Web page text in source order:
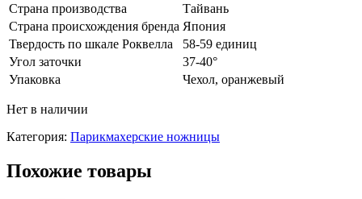
Страна производства
Тайвань
Страна происхождения бренда Япония
Твердость по шкале Роквелла
58-59 единиц
Угол заточки
37-40°
Упаковка
Чехол, оранжевый
Нет в наличии
Категория: Парикмахерские ножницы
Похожие товары